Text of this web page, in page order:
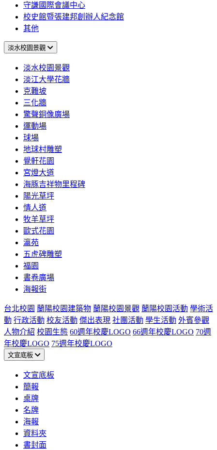
守謙國際會議中心
校史館暨張建邦創辦人紀念館
其他
淡水校園景觀
淡水校園景觀
淡江大學花牆
克難坡
三化牆
驚聲銅像廣場
運動場
球場
地球村雕塑
覺軒花園
宮燈大道
海豚吉祥物里程碑
陽光草坪
情人道
牧羊草坪
歐式花園
瀛苑
五虎碑雕塑
福園
書卷廣場
海報街
台北校園 蘭陽校園建築物 蘭陽校園景觀 蘭陽校園活動 學術活
動 行政活動 校友活動 傑出表現 社團活動 學生活動 外賓參觀
人物介紹 校園生態 60週年校慶LOGO 66週年校慶LOGO 70週
年校慶LOGO 75週年校慶LOGO
文宣底板
文宣底板
簡報
桌牌
名牌
海報
資料夾
書封面